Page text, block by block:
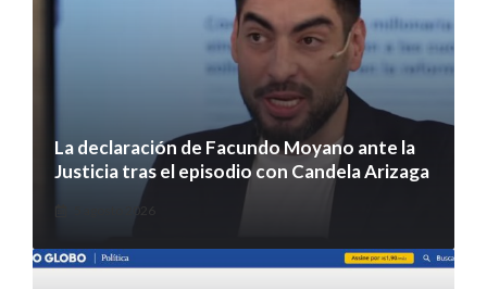
La declaración de Facundo Moyano ante la
Justicia tras el episodio con Candela Arizaga
5 agosto 2026